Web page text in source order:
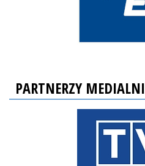
PARTNERZY MEDIALNI